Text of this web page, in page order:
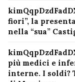
fiori”, la
nella “sua”
più medici e
interne. I soldi?